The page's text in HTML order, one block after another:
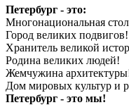
Петербург - это:
Многонациональная
Город великих подвигов!
Хранитель великой
Родина великих людей!
Жемчужина
Дом мировых культур и
Петербург - это мы!